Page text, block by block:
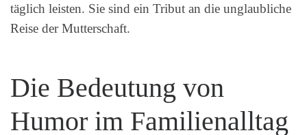
täglich leisten. Sie sind ein Tribut an die unglaubliche
Reise der Mutterschaft.
Die Bedeutung von
Humor im Familienalltag